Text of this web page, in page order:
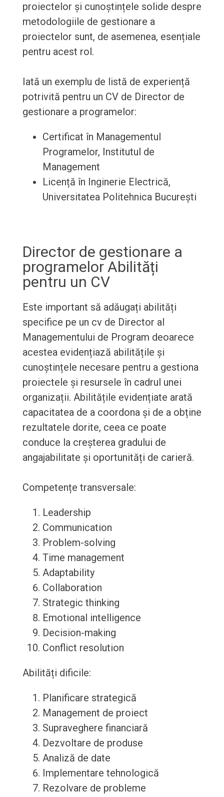
proiectelor și cunoștințele solide despre
metodologiile de gestionare a
proiectelor sunt, de asemenea, esențiale
pentru acest rol.
Iată un exemplu de listă de experiență
potrivită pentru un CV de Director de
gestionare a programelor:
Certificat în Managementul
Programelor, Institutul de
Management
Licență în Inginerie Electrică,
Universitatea Politehnica București
Director de gestionare a
programelor Abilități
pentru un CV
Este important să adăugați abilități
specifice pe un cv de Director al
Managementului de Program deoarece
acestea evidențiază abilitățile și
cunoștințele necesare pentru a gestiona
proiectele și resursele în cadrul unei
organizații. Abilitățile evidențiate arată
capacitatea de a coordona și de a obține
rezultatele dorite, ceea ce poate
conduce la creșterea gradului de
angajabilitate și oportunități de carieră.
Competențe transversale:
Leadership
Communication
Problem-solving
Time management
Adaptability
Collaboration
Strategic thinking
Emotional intelligence
Decision-making
Conflict resolution
Abilități dificile:
Planificare strategică
Management de proiect
Supraveghere financiară
Dezvoltare de produse
Analiză de date
Implementare tehnologică
Rezolvare de probleme